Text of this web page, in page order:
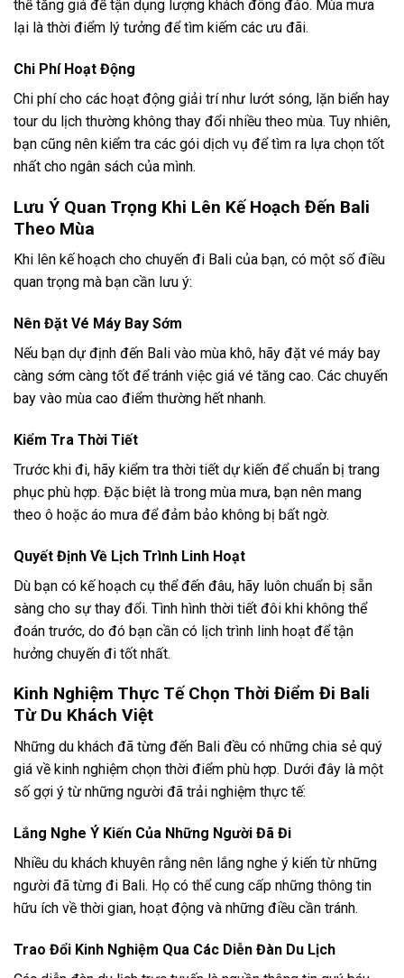
Chuyến Đi Bali
Chắc chắn rằng mùa du lịch ảnh hưởng rất lớn đến chi phí
của chuyến đi Bali. Dưới đây là một số điểm bạn cần lưu ý
Chi Phí Lưu Trú
Giá thuê phòng khách sạn hoặc villa thường tăng cao trong
mùa khô, đặc biệt là vào các tháng 6 và 7. Ngược lại, mùa
mưa thường có giá thấp hơn và nhiều chương trình khuyến
mãi từ các khách sạn.
Chi Phí Ăn Uống
thay đổi theo mùa. Trong mùa cao điểm, nhiều nhà hàng có
lại là thời điểm lý tưởng để tìm kiếm các ưu đãi.
Chi Phí Hoạt Động
Chi phí cho các hoạt động giải trí như lướt sóng, lặn biển hay
bạn cũng nên kiểm tra các gói dịch vụ để tìm ra lựa chọn tốt
nhất cho ngân sách của mình.
Theo Mùa
Khi lên kế hoạch cho chuyến đi Bali của bạn, có một số điều
quan trọng mà bạn cần lưu ý:
Nên Đặt Vé Máy Bay Sớm
Nếu bạn dự định đến Bali vào mùa khô, hãy đặt vé máy bay
càng sớm càng tốt để tránh việc giá vé tăng cao. Các chuyến
Kiểm Tra Thời Tiết
phục phù hợp. Đặc biệt là trong mùa mưa, bạn nên mang
Quyết Định Về Lịch Trình Linh Hoạt
Dù bạn có kế hoạch cụ thể đến đâu, hãy luôn chuẩn bị sẵn
sàng cho sự thay đổi. Tình hình thời tiết đôi khi không thể